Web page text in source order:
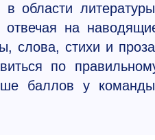
области
отвечая на
слова, стихи и
по
баллов у